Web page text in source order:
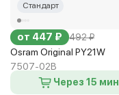
Стандарт
от 447 ₽ 492 ₽
Osram Original PY21W
7507-02B
Через 15 мин